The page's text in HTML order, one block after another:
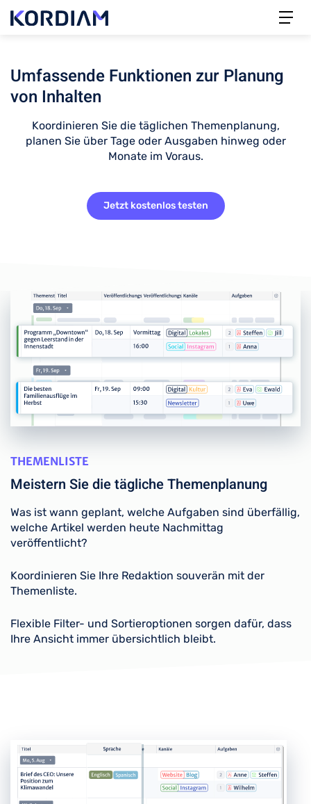
Umfassende Funktionen zur Planung
von Inhalten
Koordinieren Sie die täglichen Themenplanung,
planen Sie über Tage oder Ausgaben hinweg oder
Monate im Voraus.
Jetzt kostenlos testen
THEMENLISTE
Meistern Sie die tägliche Themenplanung
Was ist wann geplant, welche Aufgaben sind überfällig,
welche Artikel werden heute Nachmittag
veröffentlicht?
Koordinieren Sie Ihre Redaktion souverän mit der
Themenliste.
Flexible Filter- und Sortieroptionen sorgen dafür, dass
Ihre Ansicht immer übersichtlich bleibt.